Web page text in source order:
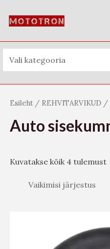
t
s
Esileht / REHVITARVIKUD /
Auto
Kuvatakse kõik 4 tulemust